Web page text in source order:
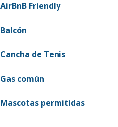
AirBnB Friendly
Balcón
Cancha de Tenis
Gas común
Mascotas permitidas